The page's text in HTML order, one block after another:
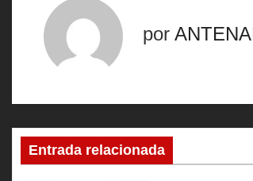
c
i
por
Entrada relacionada